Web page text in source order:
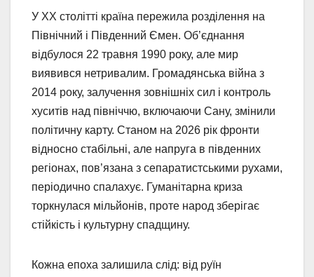
У XX столітті країна пережила розділення на
Північний і Південний Ємен. Об’єднання
відбулося 22 травня 1990 року, але мир
виявився нетривалим. Громадянська війна з
2014 року, залучення зовнішніх сил і контроль
хуситів над північчю, включаючи Сану, змінили
політичну карту. Станом на 2026 рік фронти
відносно стабільні, але напруга в південних
регіонах, пов’язана з сепаратистськими рухами,
періодично спалахує. Гуманітарна криза
торкнулася мільйонів, проте народ зберігає
стійкість і культурну спадщину.
Кожна епоха залишила слід: від руїн